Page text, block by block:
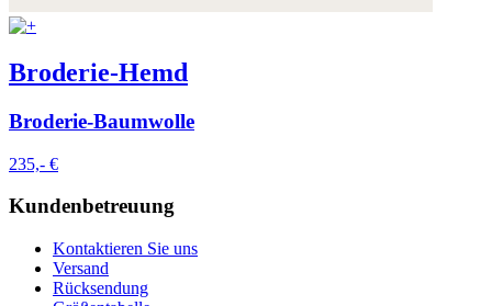
Broderie-Hemd
Broderie-Baumwolle
235,- €
Kundenbetreuung
Kontaktieren Sie uns
Versand
Rücksendung